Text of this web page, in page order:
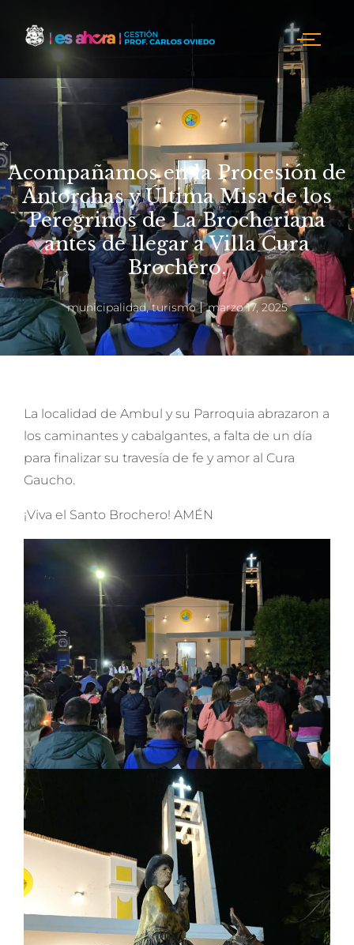
Acompañamos en la Procesión de
Antorchas y Última Misa de los
Peregrinos de La Brocheriana
antes de llegar a Villa Cura
Brochero.
municipalidad,turismo marzo 17, 2025
La localidad de Ambul y su Parroquia abrazaron a
los caminantes y cabalgantes, a falta de un día
para finalizar su travesía de fe y amor al Cura
Gaucho.
¡Viva el Santo Brochero! AMÉN